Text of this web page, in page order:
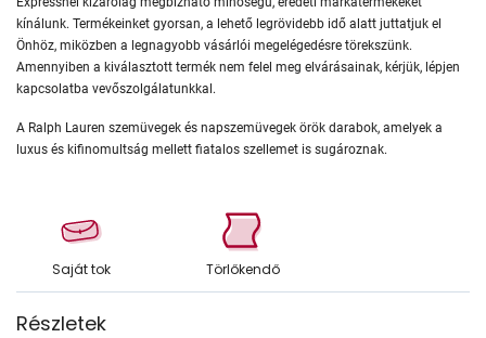
kínálunk. Termékeinket gyorsan, a lehető legrövidebb idő alatt juttatjuk el
Önhöz, miközben a legnagyobb vásárlói megelégedésre törekszünk.
Amennyiben a kiválasztott termék nem felel meg elvárásainak, kérjük, lépjen
kapcsolatba vevőszolgálatunkkal.
A Ralph Lauren szemüvegek és napszemüvegek örök darabok, amelyek a
luxus és kifinomultság mellett fiatalos szellemet is sugároznak.
Saját tok Törlőkendő
Részletek